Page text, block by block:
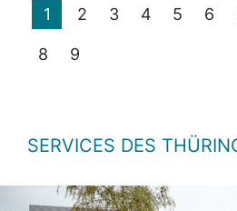
1 2 3 4 5 6
8 9
SERVICES DES